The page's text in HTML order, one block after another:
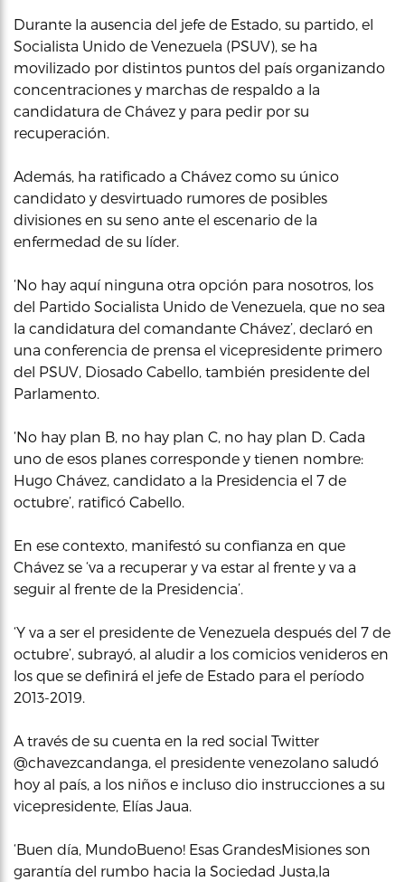
Durante la ausencia del jefe de Estado, su partido, el
Socialista Unido de Venezuela (PSUV), se ha
movilizado por distintos puntos del país organizando
concentraciones y marchas de respaldo a la
candidatura de Chávez y para pedir por su
recuperación.
Además, ha ratificado a Chávez como su único
candidato y desvirtuado rumores de posibles
divisiones en su seno ante el escenario de la
enfermedad de su líder.
‘No hay aquí ninguna otra opción para nosotros, los
del Partido Socialista Unido de Venezuela, que no sea
la candidatura del comandante Chávez’, declaró en
una conferencia de prensa el vicepresidente primero
del PSUV, Diosado Cabello, también presidente del
Parlamento.
‘No hay plan B, no hay plan C, no hay plan D. Cada
uno de esos planes corresponde y tienen nombre:
Hugo Chávez, candidato a la Presidencia el 7 de
octubre’, ratificó Cabello.
En ese contexto, manifestó su confianza en que
Chávez se ‘va a recuperar y va estar al frente y va a
seguir al frente de la Presidencia’.
‘Y va a ser el presidente de Venezuela después del 7 de
octubre’, subrayó, al aludir a los comicios venideros en
los que se definirá el jefe de Estado para el período
2013-2019.
A través de su cuenta en la red social Twitter
@chavezcandanga, el presidente venezolano saludó
hoy al país, a los niños e incluso dio instrucciones a su
vicepresidente, Elías Jaua.
‘Buen día, MundoBueno! Esas GrandesMisiones son
garantía del rumbo hacia la Sociedad Justa,la